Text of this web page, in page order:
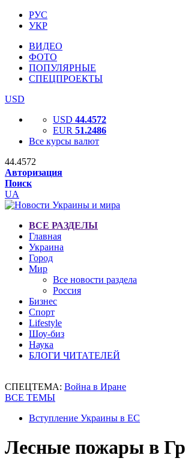
РУС
УКР
ВИДЕО
ФОТО
ПОПУЛЯРНЫЕ
СПЕЦПРОЕКТЫ
USD
USD 44.4572
EUR 51.2486
Все курсы валют
44.4572
Авторизация
Поиск
UA
ВСЕ РАЗДЕЛЫ
Главная
Украина
Город
Мир
Все новости раздела
Россия
Бизнес
Спорт
Lifestyle
Шоу-биз
Наука
БЛОГИ ЧИТАТЕЛЕЙ
СПЕЦТЕМА: Война в Иране
ВСЕ ТЕМЫ
Вступление Украины в ЕС
Лесные пожары в